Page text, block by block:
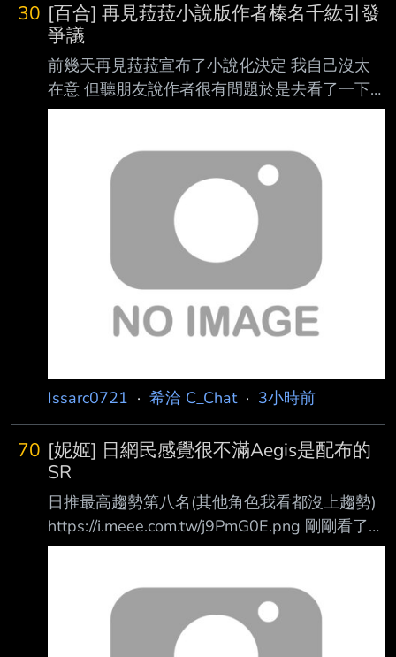
30 [百合] 再見菈菈小說版作者榛名千紘引發
爭議
前幾天再見菈菈宣布了小說化決定 我自己沒太
在意 但聽朋友說作者很有問題於是去看了一下
作者是榛名千紘 (神奈士郎)
eMBu?format=png 這作者我是這次事件才知道
他的 相信各位應該比我熟 簡單來說就是拿經典
百合作品神無月的巫女的腳色名稱 改寫成2女追
1男(原本是男幫女A追女B) (感謝westgatepark
大補充說明) 作品本身對女性描寫相當刻板和歧
視 還有百合全否定的發言 然後小說化的那篇貼
文下面一整排都表示「找這
Issarc0721 · 希洽 C_Chat· 3小時前
70 [妮姬] 日網民感覺很不滿Aegis是配布的
SR
日推最高趨勢第八名(其他角色我看都沒上趨勢)
https://i.meee.com.tw/j9PmG0E.png 剛剛看了一
下，發布好幾個小時了還在趨勢裡(還在燒)
多條推文 大多負面
https://i.meee.com.tw/KCPj8ju.png (我知道用ア
イギス當關鍵字會混進千年戰爭啦， 但我搜了